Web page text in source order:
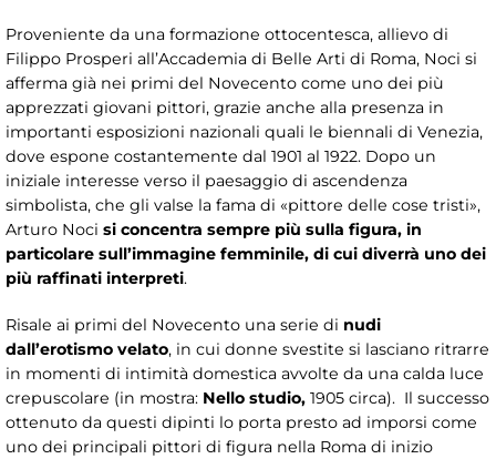
Proveniente da una formazione ottocentesca, allievo di
Filippo Prosperi all’Accademia di Belle Arti di Roma, Noci si
afferma già nei primi del Novecento come uno dei più
apprezzati giovani pittori, grazie anche alla presenza in
importanti esposizioni nazionali quali le biennali di Venezia,
dove espone costantemente dal 1901 al 1922. Dopo un
iniziale interesse verso il paesaggio di ascendenza
simbolista, che gli valse la fama di «pittore delle cose tristi»,
Arturo Noci si concentra sempre più sulla figura, in
particolare sull’immagine femminile, di cui diverrà uno dei
più raffinati interpreti.
Risale ai primi del Novecento una serie di nudi
dall’erotismo velato, in cui donne svestite si lasciano ritrarre
in momenti di intimità domestica avvolte da una calda luce
crepuscolare (in mostra: Nello studio, 1905 circa). Il successo
ottenuto da questi dipinti lo porta presto ad imporsi come
uno dei principali pittori di figura nella Roma di inizio